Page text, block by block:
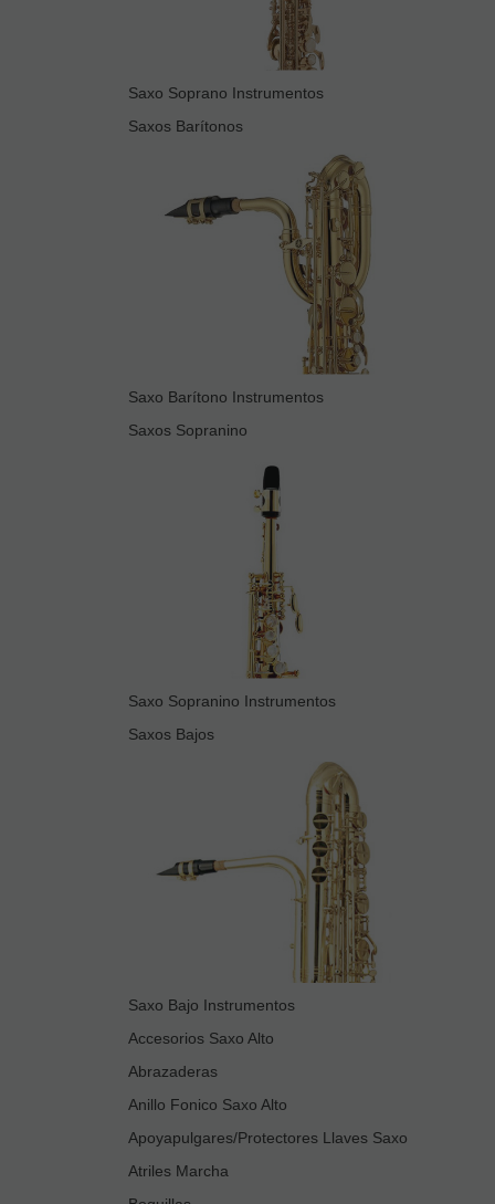
Saxo Soprano Instrumentos
Saxos Barítonos
Saxo Barítono Instrumentos
Saxos Sopranino
Saxo Sopranino Instrumentos
Saxos Bajos
Saxo Bajo Instrumentos
Accesorios Saxo Alto
Abrazaderas
Anillo Fonico Saxo Alto
Apoyapulgares/Protectores Llaves Saxo
Atriles Marcha